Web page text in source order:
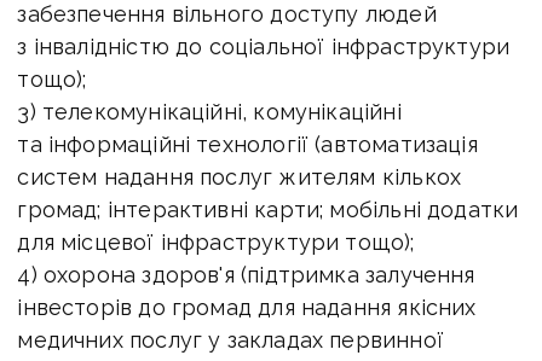
забезпечення вільного доступу людей
з інвалідністю до соціальної інфраструктури
тощо);
3) телекомунікаційні, комунікаційні
та інформаційні технології (автоматизація
систем надання послуг жителям кількох
громад; інтерактивні карти; мобільні додатки
для місцевої інфраструктури тощо);
4) охорона здоров'я (підтримка залучення
інвесторів до громад для надання якісних
медичних послуг у закладах первинної